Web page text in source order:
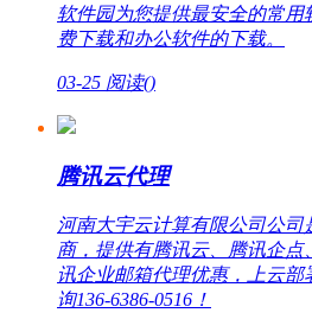
软件园为您提供最安全的常
费下载和办公软件的下载。
03-25 阅读()
腾讯云代理
河南大宇云计算有限公司公
商，提供有腾讯云、腾讯企点
讯企业邮箱代理优惠，上云
询136-6386-0516！